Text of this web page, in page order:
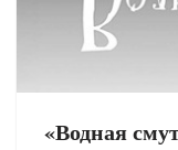
«Водная